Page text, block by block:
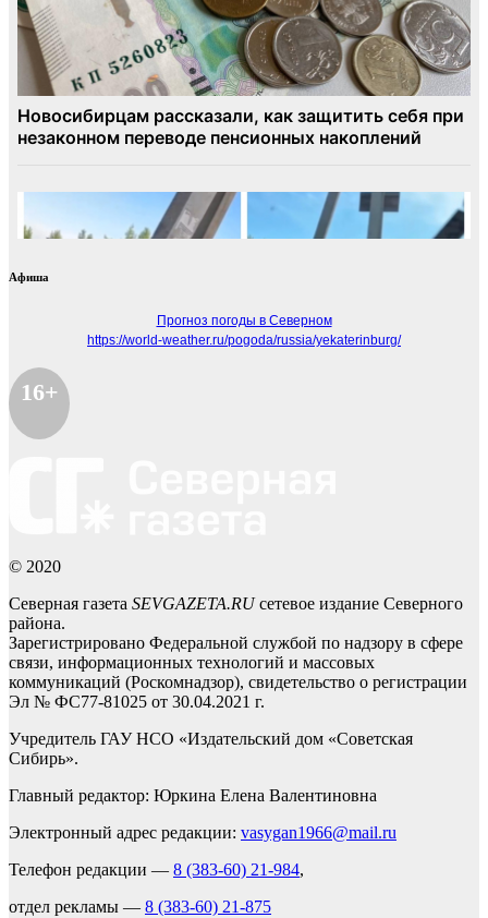
Афиша
Прогноз погоды в Северном
https://world-weather.ru/pogoda/russia/yekaterinburg/
16+
© 2020
Северная газета SEVGAZETA.RUсетевое издание Северного
района.
Зарегистрировано Федеральной службой по надзору в сфере
связи, информационных технологий и массовых
коммуникаций (Роскомнадзор), свидетельство о регистрации
Эл № ФС77-81025 от 30.04.2021 г.
Учредитель ГАУ НСО «Издательский дом «Советская
Сибирь».
Главный редактор: Юркина Елена Валентиновна
Электронный адрес редакции: vasygan1966@mail.ru
Телефон редакции — 8 (383-60) 21-984,
отдел рекламы — 8 (383-60) 21-875